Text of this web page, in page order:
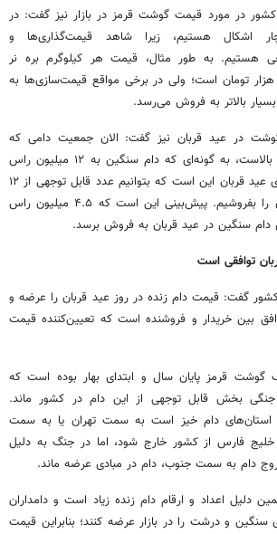
در مورد قیمت گوشت قرمز در بازار نیز گفت: در
اشکال هستیم، زیرا شاهد قیمت‌گذاری‌ها و
هستیم. به طور مثال، قیمت هر کیلوگرم بره نر
کشتاری بین ۵۸۰ تا ۶۲۰ هزار تومان است؛ ولی در برخی مواقع قیمت‌سازی‌ها به
بالاتر به فروش می‌رسد.
در عید قربان نیز گفت: الان جمعیت دامی که
قابلیت کشتار دارد بسیار بالاست، به گونه‌ای که دام سنگین به ۱۲ میلیون راس
می‌رسد. تمام امید ما برای عید قربان این است که بتوانیم عدد قابل توجهی از ۱۲
میلیون راس دام کشتاری را بفروشیم. پیش‌بینی این است که ۴.۵ میلیون راس
توافقی است
گفت: قیمت دام زنده در روز عید قربان را عرضه و
بین خریدار و فروشنده است که تعیین‌کننده قیمت
گوشت قرمز پایان سال و ابتدای بهار بوده است که
بخش قابل توجهی از این دام در کشور ماند.
استان‌های دام خیز است به سمت تهران یا به سمت
فارس از کشور خارج شود، اما در جنگ به دلیل
دام به سمت جنوب، دام در مبادی عرضه ماند.
دلیل اعداد و ارقام دام زنده زیاد است و دامداران
و درشت را در بازار عرضه کنند؛ بنابراین قیمت